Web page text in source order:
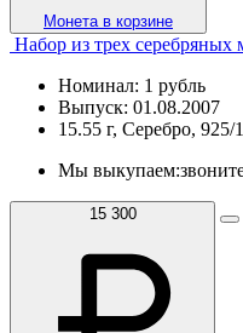
Монета в корзине
Набор из трех
Номинал: 1 рубль
Выпуск: 01.08.2007
15.55 г, Серебро, 925/
Мы выкупаем:
15 300